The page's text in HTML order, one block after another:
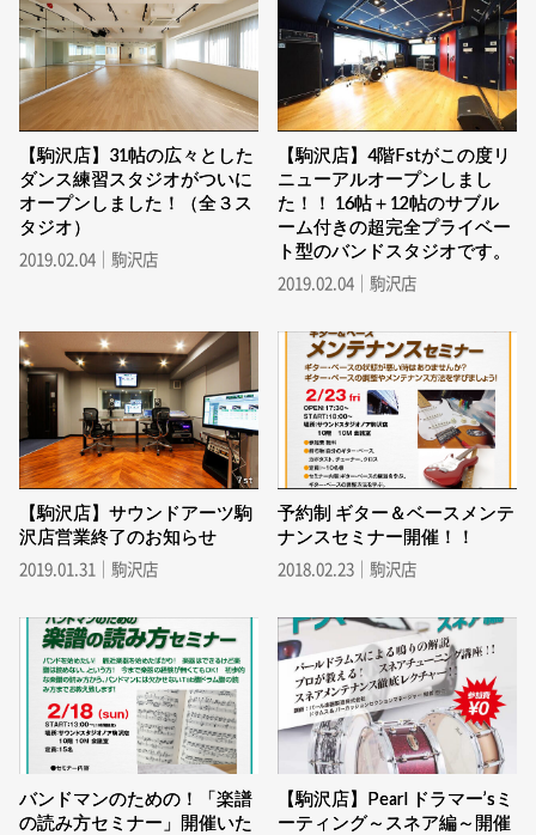
【駒沢店】31帖の広々とした
ダンス練習スタジオがついに
オープンしました！（全３ス
タジオ）
2019.02.04｜駒沢店
【駒沢店】4階Fstがこの度リ
ニューアルオープンしまし
た！！ 16帖＋12帖のサブル
ーム付きの超完全プライベー
ト型のバンドスタジオです。
2019.02.04｜駒沢店
【駒沢店】サウンドアーツ駒
沢店営業終了のお知らせ
2019.01.31｜駒沢店
予約制 ギター＆ベースメンテ
ナンスセミナー開催！！
2018.02.23｜駒沢店
バンドマンのための！「楽譜
の読み方セミナー」開催いた
【駒沢店】Pearl ドラマー’sミ
ーティング～スネア編～開催